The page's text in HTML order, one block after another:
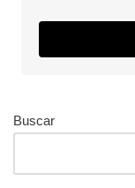
Buscar